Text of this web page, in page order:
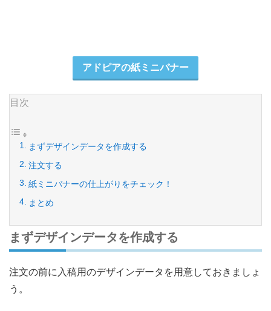
アドピアの紙ミニバナー
目次
まずデザインデータを作成する
注文する
紙ミニバナーの仕上がりをチェック！
まとめ
まずデザインデータを作成する
注文の前に入稿用のデザインデータを用意しておきましょ
う。